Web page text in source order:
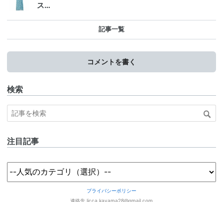
ス…
記事一覧
コメントを書く
検索
注目記事
プライバシーポリシー
連絡先 licca.kayama28@gmail.com